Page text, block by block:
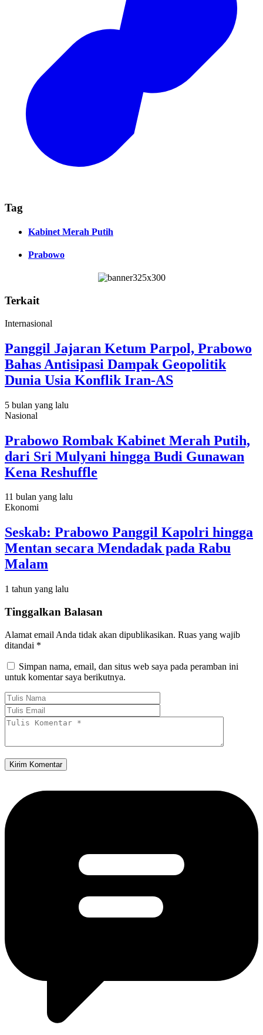
Tag
Kabinet Merah Putih
Prabowo
Terkait
Internasional
Panggil Jajaran Ketum Parpol, Prabowo
Bahas Antisipasi Dampak Geopolitik
Dunia Usia Konflik Iran-AS
5 bulan yang lalu
Nasional
Prabowo Rombak Kabinet Merah Putih,
dari Sri Mulyani hingga Budi Gunawan
Kena Reshuffle
11 bulan yang lalu
Ekonomi
Seskab: Prabowo Panggil Kapolri hingga
Mentan secara Mendadak pada Rabu
Malam
1 tahun yang lalu
Tinggalkan Balasan
Alamat email Anda tidak akan dipublikasikan. Ruas yang wajib
ditandai *
Simpan nama, email, dan situs web saya pada peramban ini
untuk komentar saya berikutnya.